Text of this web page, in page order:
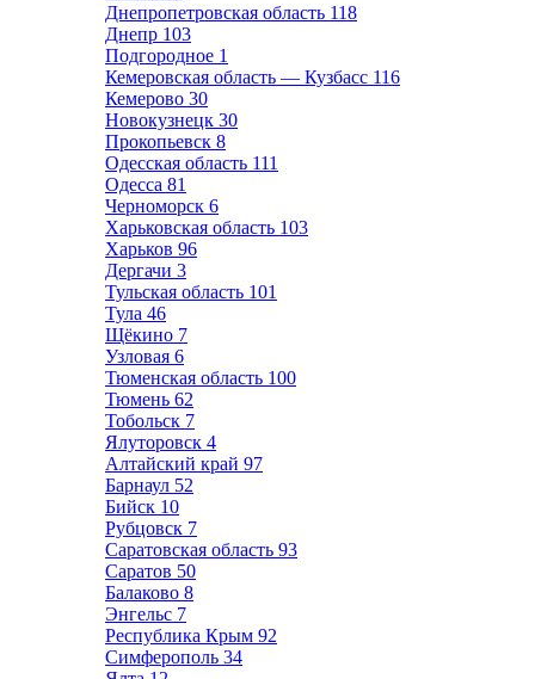
Днепропетровская область 118
Днепр 103
Подгородное 1
Кемеровская область — Кузбасс 116
Кемерово 30
Новокузнецк 30
Прокопьевск 8
Одесская область 111
Одесса 81
Черноморск 6
Харьковская область 103
Харьков 96
Дергачи 3
Тульская область 101
Тула 46
Щёкино 7
Узловая 6
Тюменская область 100
Тюмень 62
Тобольск 7
Ялуторовск 4
Алтайский край 97
Барнаул 52
Бийск 10
Рубцовск 7
Саратовская область 93
Саратов 50
Балаково 8
Энгельс 7
Республика Крым 92
Симферополь 34